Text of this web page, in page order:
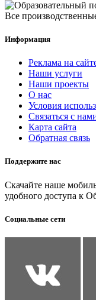
Все
Информация
Реклама на
Наши услуги
Наши проекты
О нас
Условия
Связаться с
Карта сайта
Обратная связь
Поддержите нас
Скачайте наше
удобного доступа к
Социальные сети